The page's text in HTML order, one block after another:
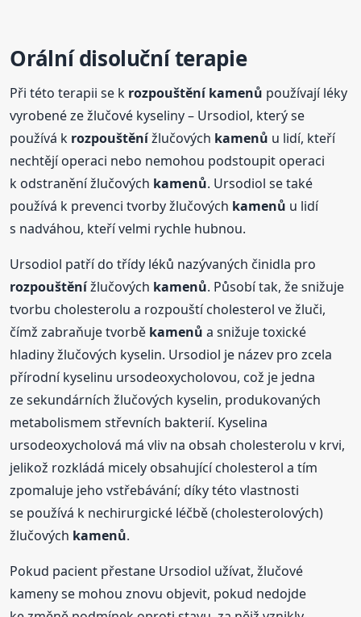
Orální disoluční terapie
Při této terapii se k rozpouštění kamenů používají léky
vyrobené ze žlučové kyseliny – Ursodiol, který se
používá k rozpouštěnížlučových kamenů u lidí, kteří
nechtějí operaci nebo nemohou podstoupit operaci
k odstranění žlučových kamenů. Ursodiol se také
používá k prevenci tvorby žlučových kamenů u lidí
s nadváhou, kteří velmi rychle hubnou.
Ursodiol patří do třídy léků nazývaných činidla pro
rozpouštěnížlučových kamenů. Působí tak, že snižuje
tvorbu cholesterolu a rozpouští cholesterol ve žluči,
čímž zabraňuje tvorbě kamenů a snižuje toxické
hladiny žlučových kyselin. Ursodiol je název pro zcela
přírodní kyselinu ursodeoxycholovou, což je jedna
ze sekundárních žlučových kyselin, produkovaných
metabolismem střevních bakterií. Kyselina
ursodeoxycholová má vliv na obsah cholesterolu v krvi,
jelikož rozkládá micely obsahující cholesterol a tím
zpomaluje jeho vstřebávání; díky této vlastnosti
se používá k nechirurgické léčbě (cholesterolových)
žlučových kamenů.
Pokud pacient přestane Ursodiol užívat, žlučové
kameny se mohou znovu objevit, pokud nedojde